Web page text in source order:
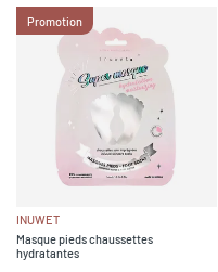
Promotion
INUWET
Masque pieds chaussettes
hydratantes